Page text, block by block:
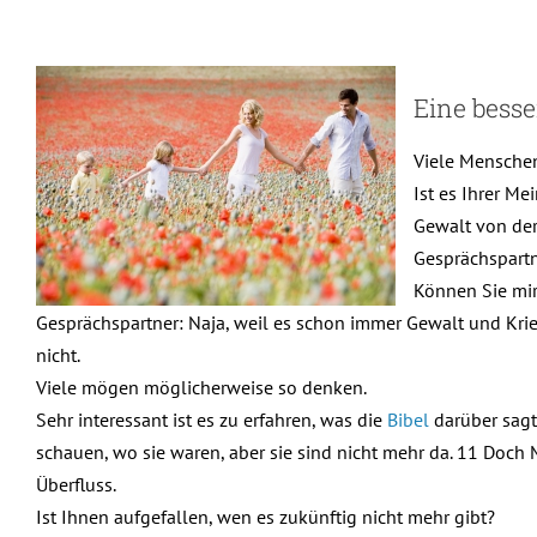
Eine
Viele
Ist es Ihrer
Gewalt von
Können Sie
Gesprächspartner: Naja, weil es schon immer Gewalt und
nicht.
Viele mögen möglicherweise so denken.
Sehr interessant ist es zu erfahren, was die Bibel darüber
schauen, wo sie waren, aber sie sind nicht mehr da. 11
Überfluss.
Ist Ihnen aufgefallen, wen es zukünftig nicht mehr gibt?